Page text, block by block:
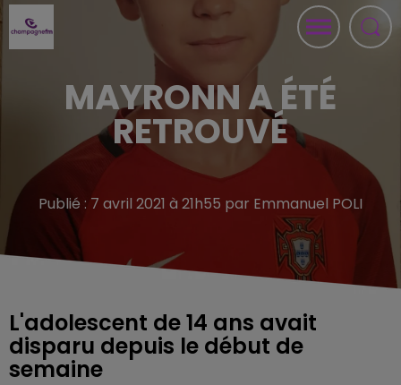
MAYRONN A ÉTÉ
RETROUVÉ
Publié : 7 avril 2021 à 21h55 par Emmanuel POLI
L'adolescent de 14 ans avait
disparu depuis le début de
semaine